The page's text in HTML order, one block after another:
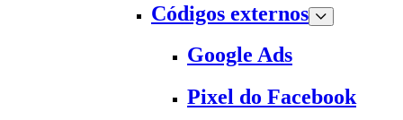
Códigos externos
Google Ads
Pixel do Facebook